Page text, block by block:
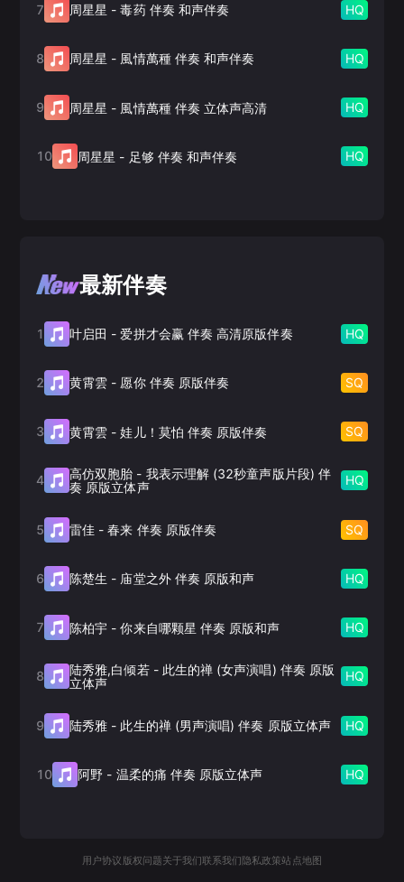
7 周星星 -毒药 伴奏 和声伴奏 HQ
8 周星星 - 風情萬種 伴奏 和声伴奏 HQ
9 周星星 - 風情萬種 伴奏 立体声高清 HQ
10 周星星 - 足够 伴奏 和声伴奏 HQ
最新伴奏
1 叶启田 -爱拼才会赢 伴奏 高清原版伴奏 HQ
2 黄霄雲 - 愿你 伴奏 原版伴奏 SQ
3 黄霄雲 -娃儿！莫怕 伴奏 原版伴奏 SQ
4 高仿双胞胎 - 我表示理解 (32秒童声版片段) 伴
奏 原版立体声
HQ
5 雷佳 -春来 伴奏 原版伴奏 SQ
6 陈楚生 - 庙堂之外 伴奏 原版和声 HQ
7 陈柏宇 -你来自哪颗星 伴奏 原版和声 HQ
8 陆秀雅,白倾若- 此生的禅 (女声演唱) 伴奏 原版
立体声
HQ
9 陆秀雅 - 此生的禅 (男声演唱) 伴奏 原版立体声 HQ
10 阿野 - 温柔的痛 伴奏 原版立体声 HQ
用户协议 版权问题关于我们联系我们 隐私政策站点地图